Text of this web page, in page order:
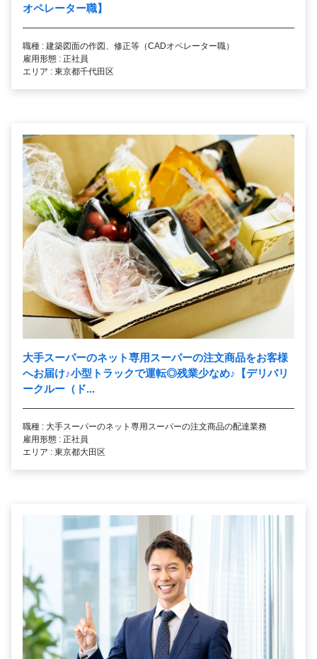
オペレーター職】
職種 : 建築図面の作図、修正等（CADオペレーター職）
雇用形態 : 正社員
エリア : 東京都千代田区
大手スーパーのネット専用スーパーの注文商品をお客様
へお届け♪小型トラックで運転◎残業少なめ♪
【デリバリ
ークルー（ド...
職種 : 大手スーパーのネット専用スーパーの注文商品の配達業務
雇用形態 : 正社員
エリア : 東京都大田区